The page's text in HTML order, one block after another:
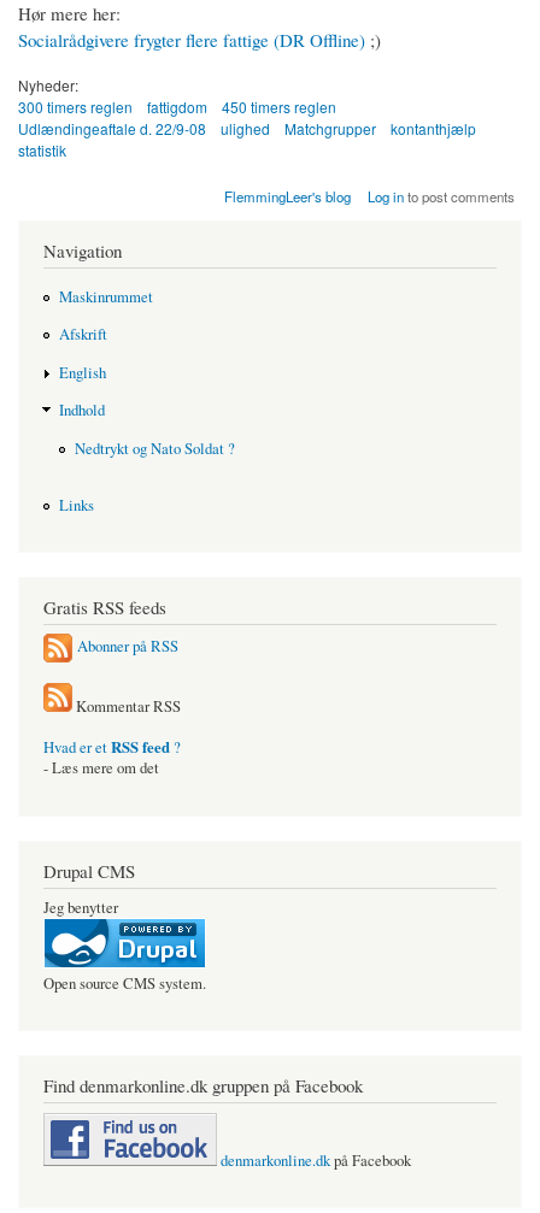
Hør mere her:
Socialrådgivere frygter flere fattige (DR Offline) ;)
Nyheder:
300 timers reglen
fattigdom
450 timers reglen
Udlændingeaftale d. 22/9-08
ulighed Matchgrupper
kontanthjælp
statistik
FlemmingLeer's blog Log into post comments
Navigation
Maskinrummet
Afskrift
English
Indhold
Nedtrykt og Nato Soldat ?
Links
Gratis RSS feeds
Abonner på RSS
Kommentar RSS
Hvad er etRSS feed ?
- Læs mere om det
Drupal CMS
Jeg benytter
Open source CMS system.
Find denmarkonline.dk gruppen på Facebook
denmarkonline.dkpå Facebook